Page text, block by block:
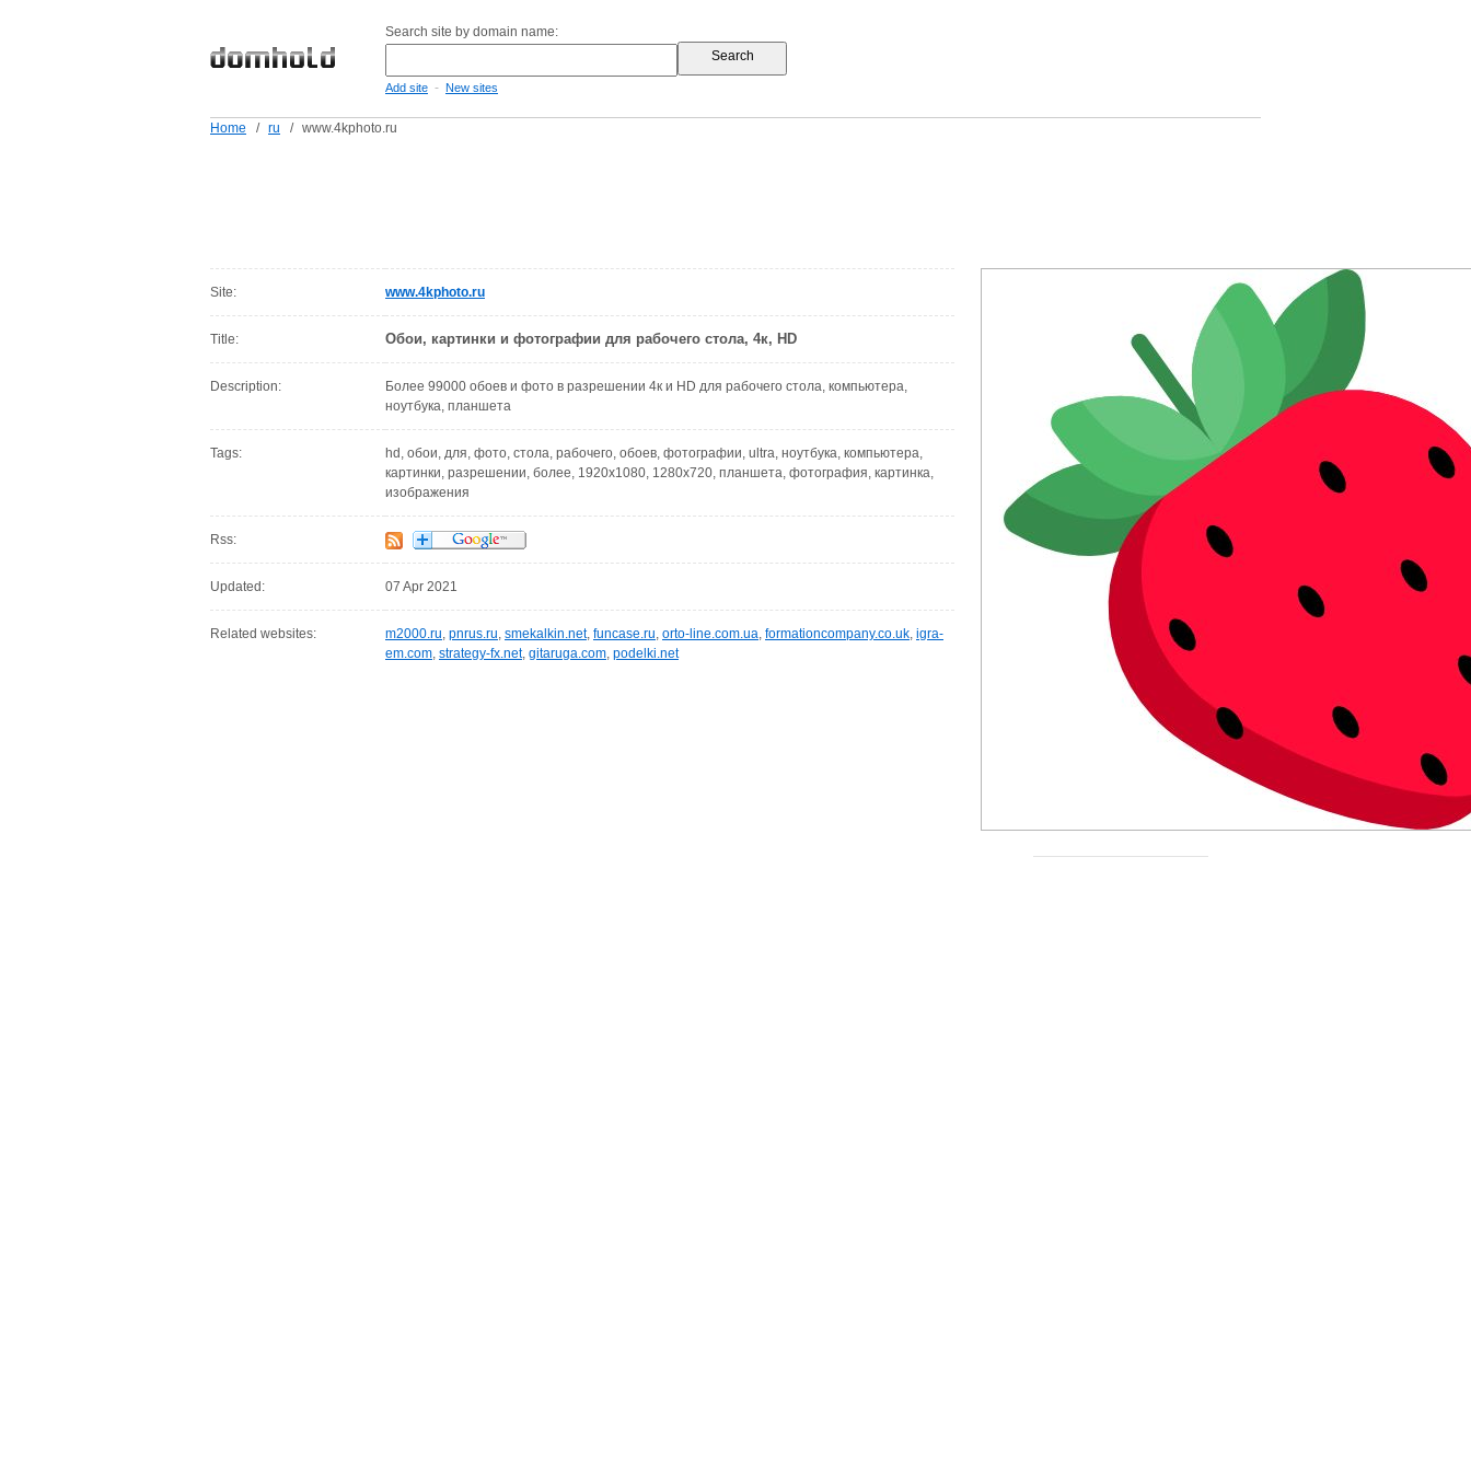
Search site by domain name:
Add site - New sites
Home / ru / www.4kphoto.ru
Site: www.4kphoto.ru
Title: Обои, картинки и фотографии для рабочего стола, 4к, HD
Description:
Более 99000 обоев и фото в разрешении 4к и HD для рабочего стола, компьютера,
ноутбука, планшета
Tags:
hd, обои, для, фото, стола, рабочего, обоев, фотографии, ultra, ноутбука, компьютера,
картинки, разрешении, более, 1920x1080, 1280x720, планшета, фотография, картинка,
изображения
Rss:
Updated: 07 Apr 2021
Related websites: m2000.ru, pnrus.ru, smekalkin.net, funcase.ru, orto-line.com.ua, formationcompany.co.uk, igra-
em.com, strategy-fx.net, gitaruga.com, podelki.net